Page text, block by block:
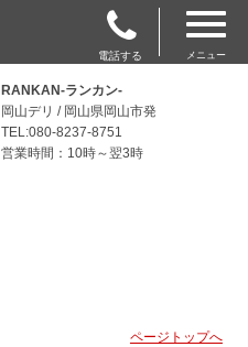
電話する メニュー
RANKAN-ランカン-
岡山デリ / 岡山県岡山市発
TEL:080-8237-8751
営業時間：10時～翌3時
ページトップへ